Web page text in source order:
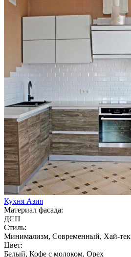
Кухня Азия
Материал фасада:
ДСП
Стиль:
Минимализм, Современный, Хай-тек
Цвет:
Белый, Кофе с молоком, Орех